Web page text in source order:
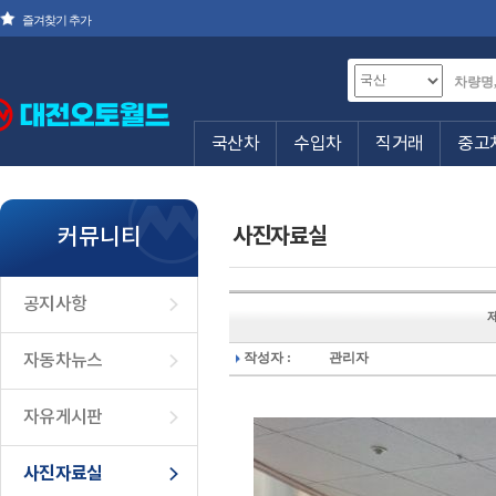
즐겨찾기 추가
국산차 수입차 직거래 중고
커뮤니티
공지사항
자동차뉴스
자유게시판
사진자료실
사진자료실
작성자 : 관리자